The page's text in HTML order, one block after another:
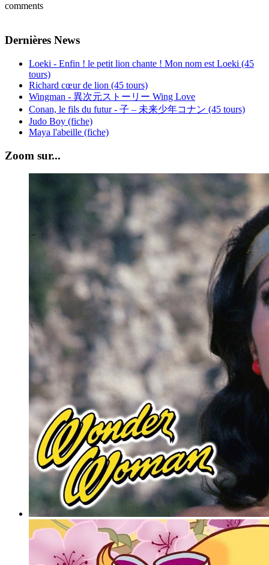
comments
Dernières News
Loeki - Enfin ! le petit lion chante ! Mon nom est Loeki (45
tours)
Richard cœur de lion (45 tours)
Wingman - 異次元ストーリー Wing Love
Conan, le fils du futur - 子 – 未来少年コナン (45 tours)
Judo Boy (fiche)
Maya l'abeille (fiche)
Zoom sur...